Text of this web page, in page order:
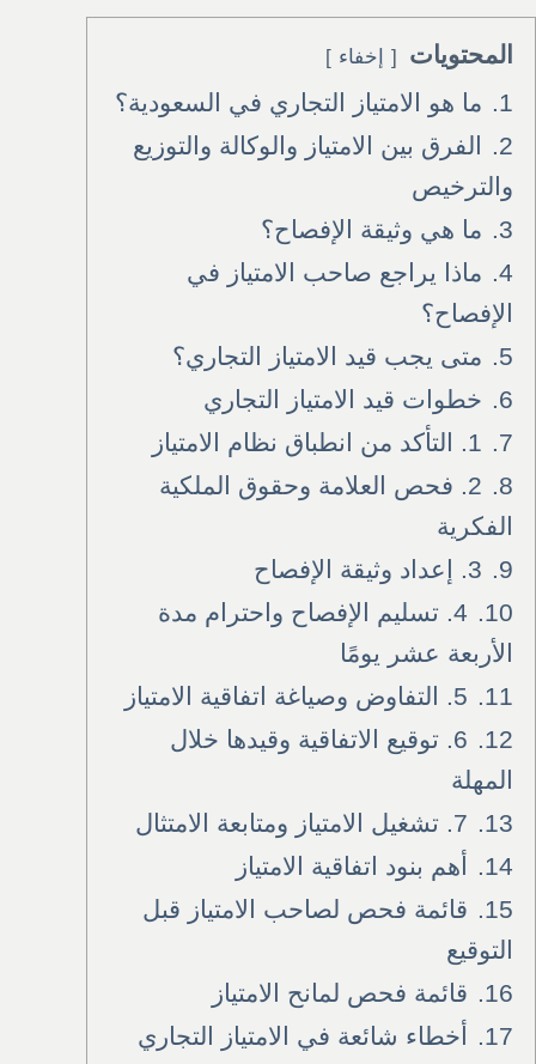
المحتويات إخفاء
1.
ما هو الامتياز التجاري في السعودية؟
2.
الفرق بين الامتياز والوكالة والتوزيع
والترخيص
3.
ما هي وثيقة الإفصاح؟
4.
ماذا يراجع صاحب الامتياز في
الإفصاح؟
5.
متى يجب قيد الامتياز التجاري؟
6.
خطوات قيد الامتياز التجاري
7.
1. التأكد من انطباق نظام الامتياز
8.
2. فحص العلامة وحقوق الملكية
الفكرية
9.
3. إعداد وثيقة الإفصاح
10.
4. تسليم الإفصاح واحترام مدة
الأربعة عشر يومًا
11.
5. التفاوض وصياغة اتفاقية الامتياز
12.
6. توقيع الاتفاقية وقيدها خلال
المهلة
13.
7. تشغيل الامتياز ومتابعة الامتثال
14.
أهم بنود اتفاقية الامتياز
15.
قائمة فحص لصاحب الامتياز قبل
التوقيع
16.
قائمة فحص لمانح الامتياز
17.
أخطاء شائعة في الامتياز التجاري